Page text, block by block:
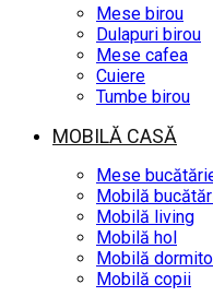
Mese birou
Dulapuri birou
Mese cafea
Cuiere
Tumbe birou
MOBILĂ CASĂ
Mese
Mobilă
Mobilă living
Mobilă hol
Mobilă
Mobilă copii